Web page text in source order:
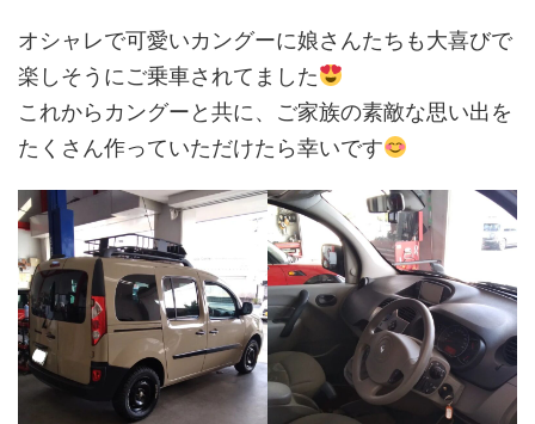
オシャレで可愛いカングーに娘さんたちも大喜びで
楽しそうにご乗車されてました
これからカングーと共に、ご家族の素敵な思い出を
たくさん作っていただけたら幸いです